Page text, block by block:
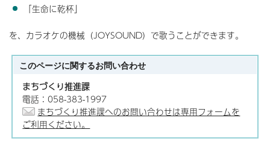
「生命に乾杯」
を、カラオケの機械（JOYSOUND）で歌うことができます。
このページに関するお問い合わせ
まちづくり推進課
電話：058-383-1997
まちづくり推進課へのお問い合わせは専用フォームを
ご利用ください。